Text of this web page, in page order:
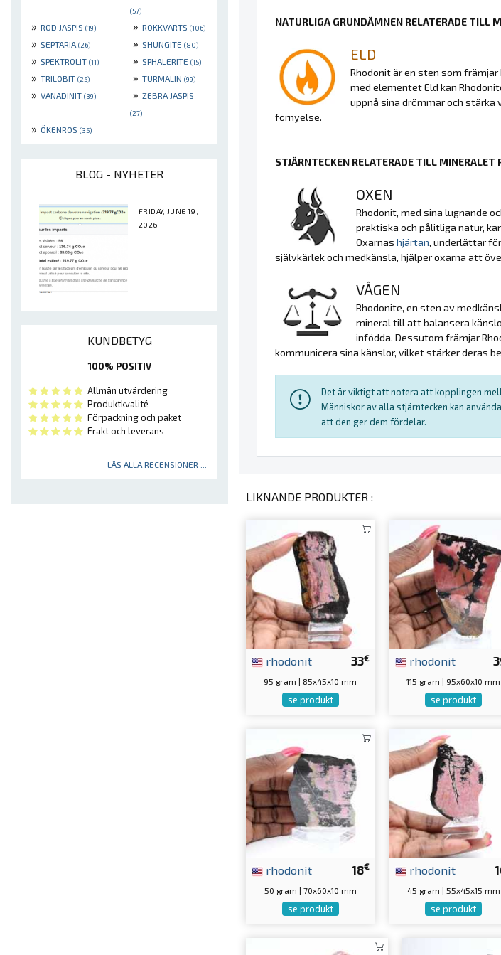
(57)
» RÖD JASPIS (19) » RÖKKVARTS (106)
» SEPTARIA (26) » SHUNGITE (80)
» SPEKTROLIT (11) » SPHALERITE (15)
» TRILOBIT (25) » TURMALIN (99)
» VANADINIT (39) » ZEBRA JASPIS
(27)
» ÖKENROS (35)
BLOG - NYHETER
FRIDAY, JUNE 19,
2026
KUNDBETYG
100% POSITIV
Allmän utvärdering
Produktkvalité
Förpackning och paket
Frakt och leverans
LÄS ALLA RECENSIONER ...
NATURLIGA GRUNDÄMNEN RELATERADE TILL
ELD
Rhodonit är en sten som
med elementet Eld kan
uppnå sina drömmar och stärka
förnyelse.
STJÄRNTECKEN RELATERADE TILL MINERALET
OXEN
Rhodonit, med sina lugnande
praktiska och pålitliga natur,
Oxarnas hjärtan, underlättar
självkärlek och medkänsla, hjälper oxarna att
VÅGEN
Rhodonite, en sten av
mineral till att balansera
infödda. Dessutom främjar
kommunicera sina känslor, vilket stärker deras
Det är viktigt att notera att kopplingen
Människor av alla stjärntecken kan
att den ger dem fördelar.
LIKNANDE PRODUKTER :
33€
rhodonit
95 gram | 85x45x10 mm
se produkt
rhodonit
115 gram | 95x60x10 mm
se produkt
18€
rhodonit
50 gram | 70x60x10 mm
se produkt
rhodonit
45 gram | 55x45x15 mm
se produkt